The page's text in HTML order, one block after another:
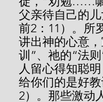
父亲待自己的
前2：11）。所
讲出神的心意
训”、祂的“法
人留心得知聪
给你们的是好教
2）。那些激动